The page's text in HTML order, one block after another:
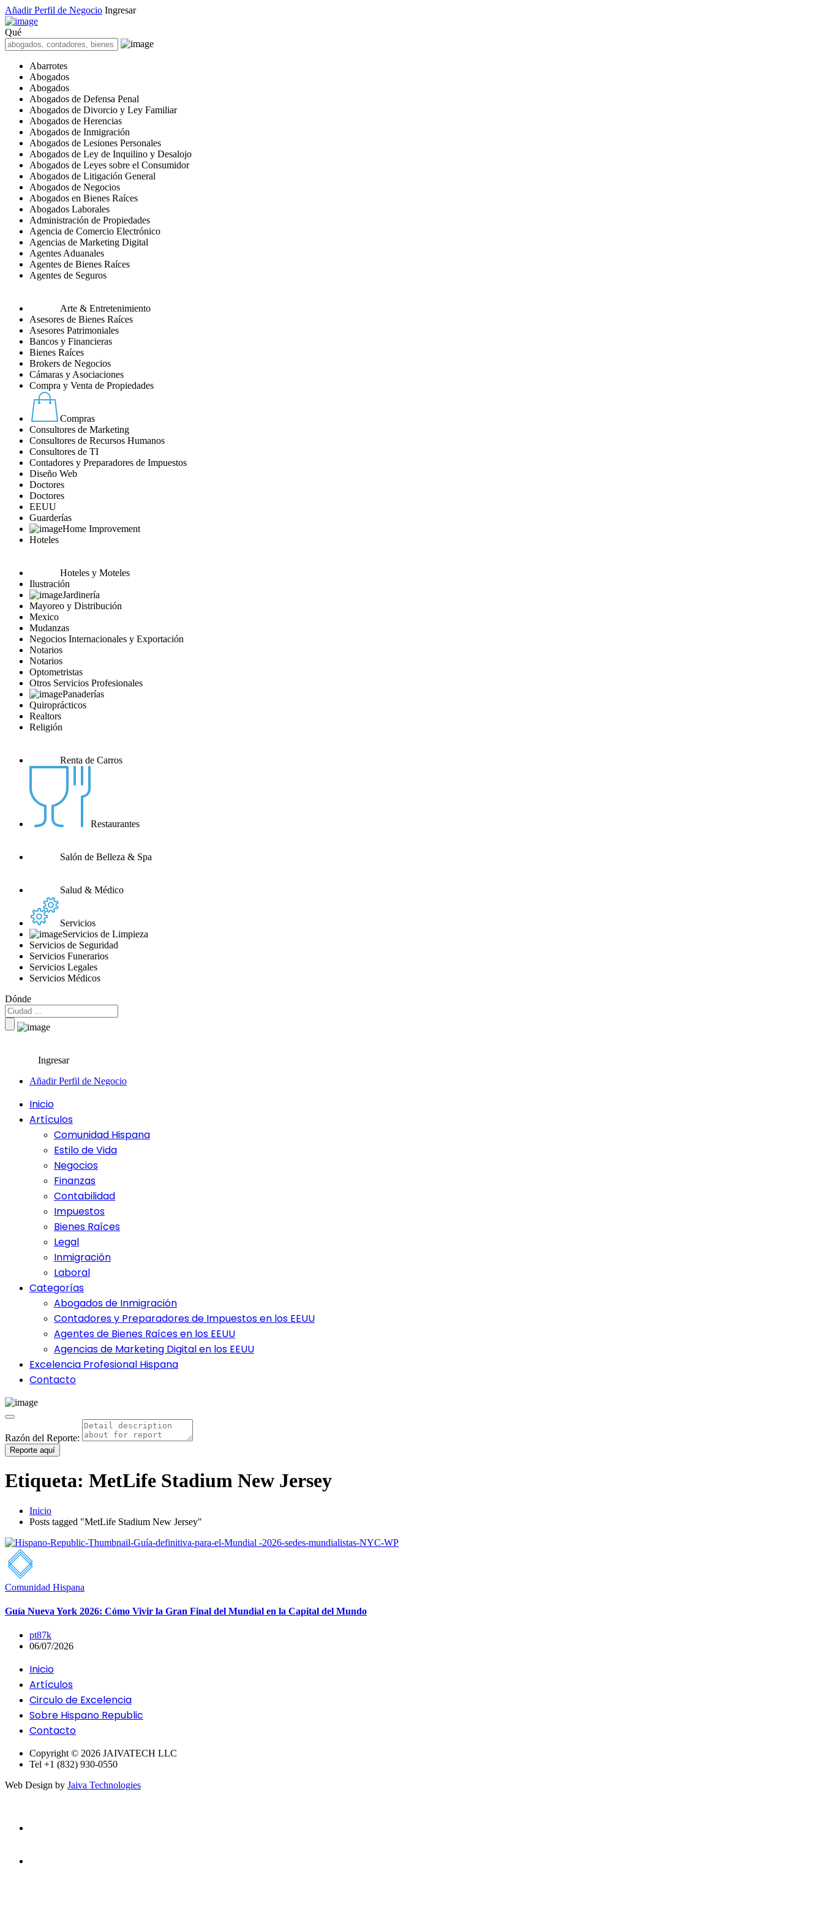
Añadir Perfil de Negocio Ingresar
Qué
Abarrotes
Abogados
Abogados
Abogados de Defensa Penal
Abogados de Divorcio y Ley Familiar
Abogados de Herencias
Abogados de Inmigración
Abogados de Lesiones Personales
Abogados de Ley de Inquilino y Desalojo
Abogados de Leyes sobre el Consumidor
Abogados de Litigación General
Abogados de Negocios
Abogados en Bienes Raíces
Abogados Laborales
Administración de Propiedades
Agencia de Comercio Electrónico
Agencias de Marketing Digital
Agentes Aduanales
Agentes de Bienes Raíces
Agentes de Seguros
Arte & Entretenimiento
Asesores de Bienes Raíces
Asesores Patrimoniales
Bancos y Financieras
Bienes Raíces
Brokers de Negocios
Cámaras y Asociaciones
Compra y Venta de Propiedades
Compras
Consultores de Marketing
Consultores de Recursos Humanos
Consultores de TI
Contadores y Preparadores de Impuestos
Diseño Web
Doctores
Doctores
EEUU
Guarderías
Home Improvement
Hoteles
Hoteles y Moteles
Ilustración
Jardinería
Mayoreo y Distribución
Mexico
Mudanzas
Negocios Internacionales y Exportación
Notarios
Notarios
Optometristas
Otros Servicios Profesionales
Panaderías
Quiroprácticos
Realtors
Religión
Renta de Carros
Restaurantes
Salón de Belleza & Spa
Salud & Médico
Servicios
Servicios de Limpieza
Servicios de Seguridad
Servicios Funerarios
Servicios Legales
Servicios Médicos
Dónde
Ingresar
Añadir Perfil de Negocio
Inicio
Artículos
Comunidad Hispana
Estilo de Vida
Negocios
Finanzas
Contabilidad
Impuestos
Bienes Raíces
Legal
Inmigración
Laboral
Categorías
Abogados de Inmigración
Contadores y Preparadores de Impuestos en los EEUU
Agentes de Bienes Raíces en los EEUU
Agencias de Marketing Digital en los EEUU
Excelencia Profesional Hispana
Contacto
Razón del Reporte:
Reporte aquí
Etiqueta: MetLife Stadium New Jersey
Inicio
Posts tagged "MetLife Stadium New Jersey"
Comunidad Hispana
Guía Nueva York 2026: Cómo Vivir la Gran Final del Mundial en la Capital del Mundo
pt87k
06/07/2026
Inicio
Artículos
Circulo de Excelencia
Sobre Hispano Republic
Contacto
Copyright © 2026 JAIVATECH LLC
Tel +1 (832) 930-0550
Web Design by Jaiva Technologies